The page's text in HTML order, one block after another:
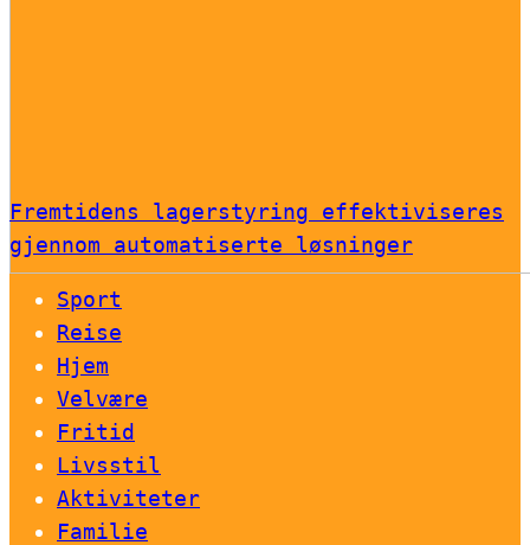
Fremtidens lagerstyring effektiviseres
gjennom automatiserte løsninger
Sport
Reise
Hjem
Velvære
Fritid
Livsstil
Aktiviteter
Familie